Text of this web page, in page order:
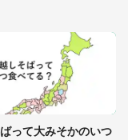
って大みそかのいつ